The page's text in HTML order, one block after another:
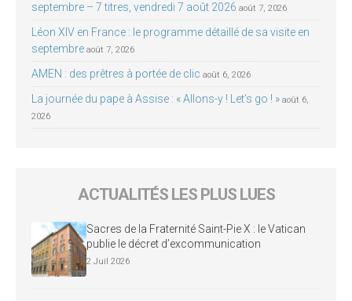
septembre – 7 titres, vendredi 7 août 2026 août 7, 2026
Léon XIV en France : le programme détaillé de sa visite en
septembre août 7, 2026
AMEN : des prêtres à portée de clic août 6, 2026
La journée du pape à Assise : « Allons-y ! Let’s go ! » août 6,
2026
ACTUALITÉS LES PLUS LUES
Sacres de la Fraternité Saint-Pie X : le Vatican
publie le décret d’excommunication
2 Juil 2026